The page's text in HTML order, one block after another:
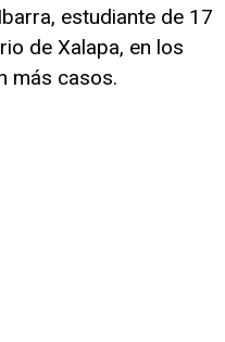
estudiante de 17
de Xalapa, en los
más casos.